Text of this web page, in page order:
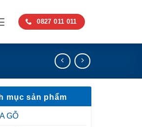
0827 011 011
mục sản phẩm
GỖ